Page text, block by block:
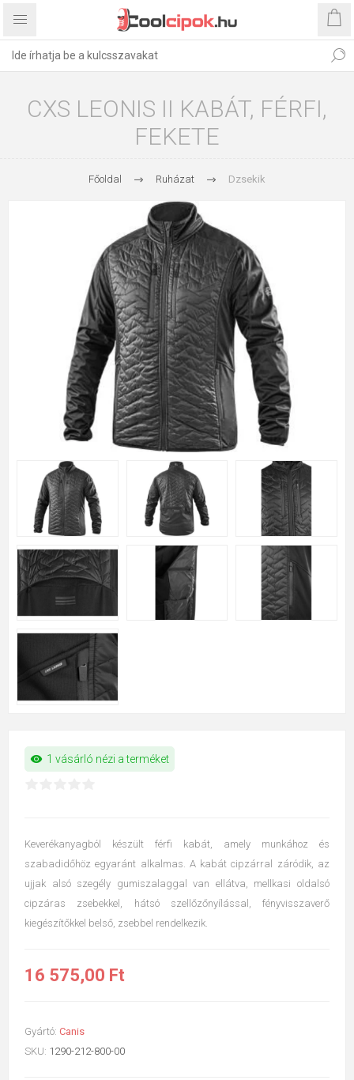
CXS LEONIS II KABÁT, FÉRFI,
FEKETE
Főoldal Ruházat Dzsekik
visibility 1 vásárló nézi a terméket
Keverékanyagból készült férfi kabát, amely munkához és
szabadidőhöz egyaránt alkalmas. A kabát cipzárral záródik, az
ujjak alsó szegély gumiszalaggal van ellátva, mellkasi oldalsó
cipzáras zsebekkel, hátsó szellőzőnyílással, fényvisszaverő
kiegészítőkkel belső, zsebbel rendelkezik.
16 575,00 Ft
Gyártó: Canis
SKU: 1290-212-800-00